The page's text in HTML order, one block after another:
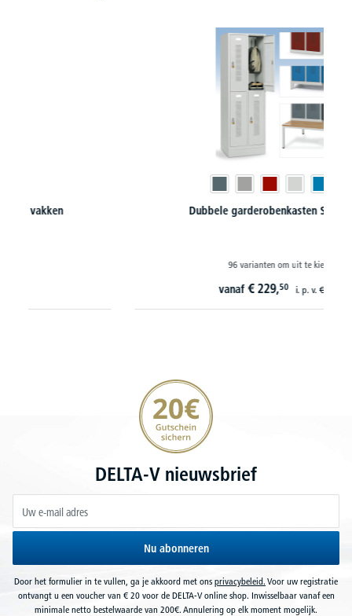
Dubbele garderobenkasten SYSTEM SP1
96 varianten om uit te kiezen
279,-
20€ korting verzekeren
DELTA-V nieuwsbrief
Nu abonneren
Door het formulier in te vullen, ga je akkoord met ons privacybeleid. Voor uw registratie
ontvangt u een voucher van € 20 voor de DELTA-V online shop. Inwisselbaar vanaf een
minimale netto bestelwaarde van 200€. Annulering op elk moment mogelijk.